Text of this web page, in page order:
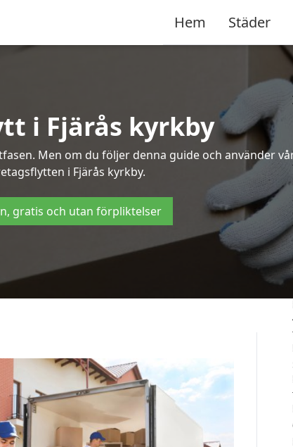
Hem Städer
i Fjärås kyrkby
Men om du följer denna guide och använder
i Fjärås kyrkby.
gratis och utan förpliktelser